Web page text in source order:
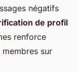
négatifs
de profil
renforce
sur